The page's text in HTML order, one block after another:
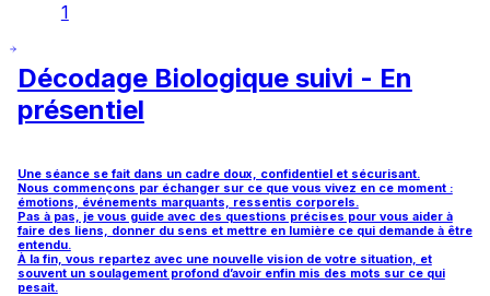
1
Décodage Biologique suivi - En
présentiel
Une séance se fait dans un cadre doux, confidentiel et sécurisant.
Nous commençons par échanger sur ce que vous vivez en ce moment :
émotions, événements marquants, ressentis corporels.
Pas à pas, je vous guide avec des questions précises pour vous aider à
faire des liens, donner du sens et mettre en lumière ce qui demande à être
entendu.
À la fin, vous repartez avec une nouvelle vision de votre situation, et
souvent un soulagement profond d’avoir enfin mis des mots sur ce qui
pesait.